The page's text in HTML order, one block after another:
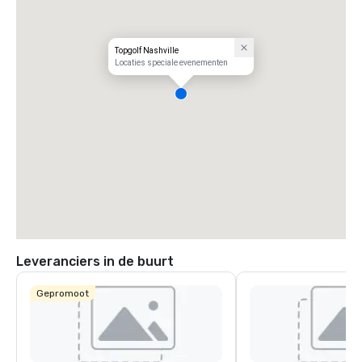
Topgolf Nashville
Locaties speciale evenementen
Leveranciers in de buurt
Gepromoot